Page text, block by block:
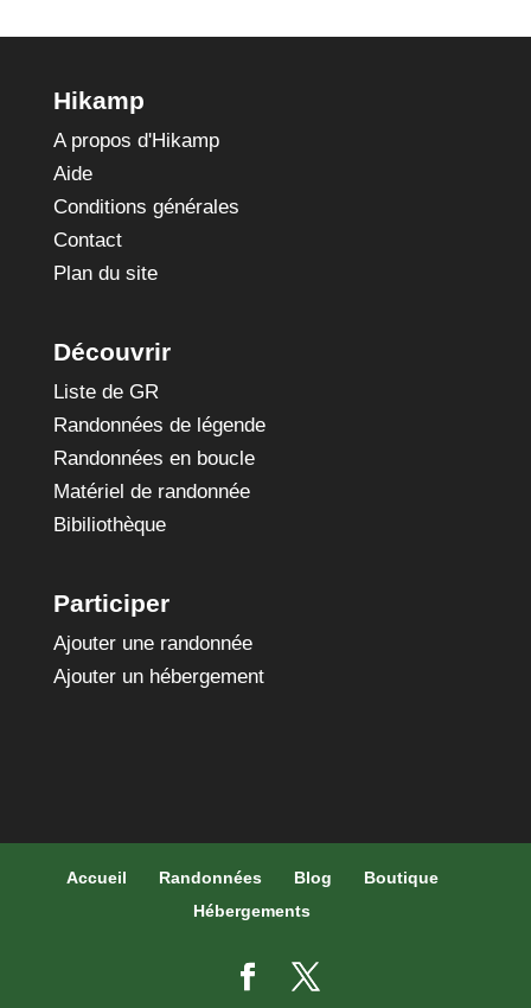
Hikamp
A propos d'Hikamp
Aide
Conditions générales
Contact
Plan du site
Découvrir
Liste de GR
Randonnées de légende
Randonnées en boucle
Matériel de randonnée
Bibiliothèque
Participer
Ajouter une randonnée
Ajouter un hébergement
Accueil Randonnées Blog
Boutique
Hébergements